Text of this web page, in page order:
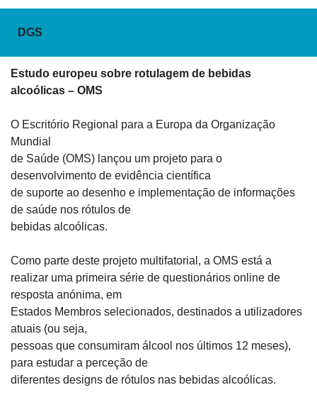
DGS
Estudo europeu sobre rotulagem de bebidas
alcoólicas – OMS
O Escritório Regional para a Europa da Organização
Mundial
de Saúde (OMS) lançou um projeto para o
desenvolvimento de evidência científica
de suporte ao desenho e implementação de informações
de saúde nos rótulos de
bebidas alcoólicas.
Como parte deste projeto multifatorial, a OMS está a
realizar uma primeira série de questionários online de
resposta anónima, em
Estados Membros selecionados, destinados a utilizadores
atuais (ou seja,
pessoas que consumiram álcool nos últimos 12 meses),
para estudar a perceção de
diferentes designs de rótulos nas bebidas alcoólicas.